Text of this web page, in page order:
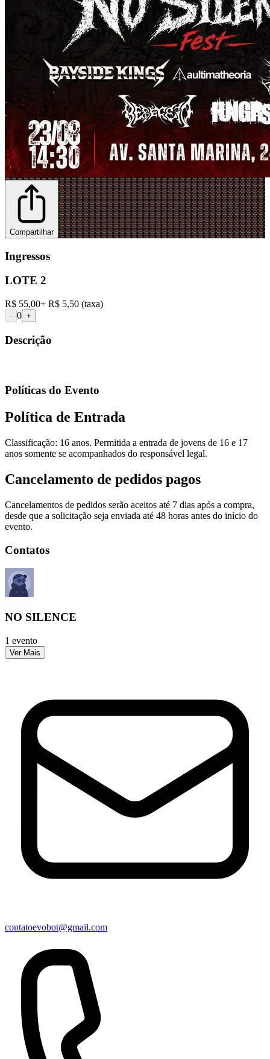
Compartilhar
Ingressos
LOTE 2
R$ 55,00+ R$ 5,50 (taxa)
- 0 +
Descrição
Políticas do Evento
Política de Entrada
Classificação: 16 anos. Permitida a entrada de jovens de 16 e 17
anos somente se acompanhados do responsável legal.
Cancelamento de pedidos pagos
Cancelamentos de pedidos serão aceitos até 7 dias após a compra,
desde que a solicitação seja enviada até 48 horas antes do início do
evento.
Contatos
NO SILENCE
1 evento
Ver Mais
contatoevobot@gmail.com